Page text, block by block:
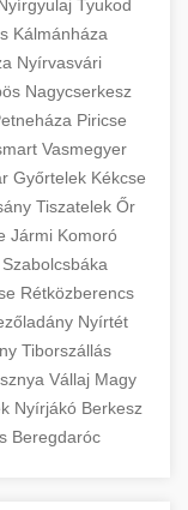
Tyukod
Kálmánháza
Nyírvasvári
Nagycserkesz
Piricse
Vasmegyer
Győrtelek Kékcse
Tiszatelek Őr
Jármi Komoró
Szabolcsbáka
Rétközberencs
Nyírtét
Tiborszállás
Vállaj Magy
Nyírjákó Berkesz
Beregdaróc